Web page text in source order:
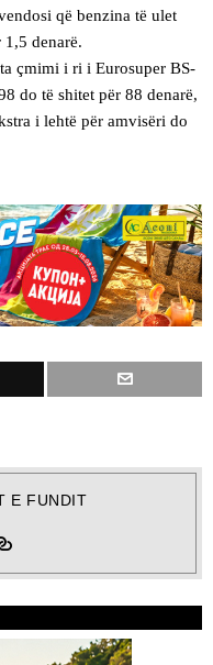
që benzina të ulet
denarë.
çmimi i ri i Eurosuper BS-
do të shitet për 88 denarë,
i lehtë për amvisëri do
E FUNDIT